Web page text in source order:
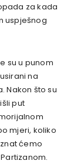
za kada
uspješnog
su u punom
na
Nakon što su
put
mjeri, koliko
ćemo